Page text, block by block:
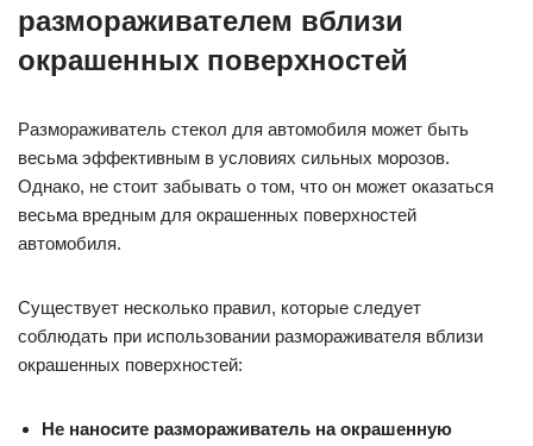
размораживателем вблизи
окрашенных поверхностей
Размораживатель стекол для автомобиля может быть
весьма эффективным в условиях сильных морозов.
Однако, не стоит забывать о том, что он может оказаться
весьма вредным для окрашенных поверхностей
автомобиля.
Существует несколько правил, которые следует
соблюдать при использовании размораживателя вблизи
окрашенных поверхностей:
Не наносите размораживатель на окрашенную